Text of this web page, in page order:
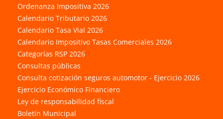
Ordenanza Impositiva 2026
Calendario Tributario 2026
Calendario Tasa Vial 2026
Calendario Impositivo Tasas Comerciales 2026
Categorías RSP 2026
Consultas públicas
Consulta cotización seguros automotor - Ejercicio 2026
Ejercicio Económico Financiero
Ley de responsabilidad fiscal
Boletín Municipal